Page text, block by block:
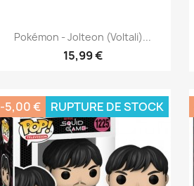
Pokémon - Jolteon (Voltali)...
15,99 €
Aperçu rapide
-5,00 € RUPTURE DE STOCK